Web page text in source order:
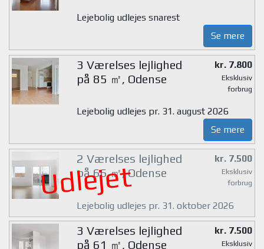
Lejebolig udlejes snarest
Se mere
3 Værelses lejlighed
på 85 ㎡, Odense
kr. 7.800
Eksklusiv
forbrug
Lejebolig udlejes pr. 31. august 2026
Se mere
Udlejet
2 Værelses lejlighed
på 66 ㎡, Odense
kr. 7.500
Eksklusiv
forbrug
Lejebolig udlejes pr. 31. oktober 2026
3 Værelses lejlighed
på 61 ㎡, Odense
kr. 7.500
Eksklusiv